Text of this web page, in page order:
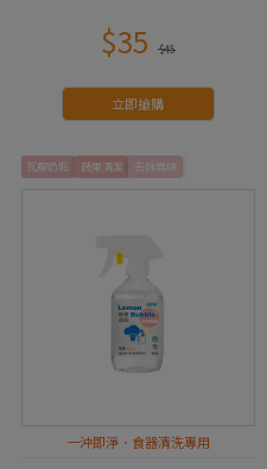
$35 $45
立即搶購
瓦解奶垢 蔬果清潔 去除異味
一沖即淨．食器清洗專用